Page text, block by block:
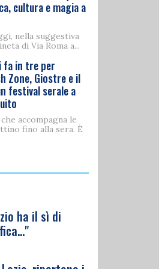
cultura e magia a
nella suggestiva
di Via Roma a...
fa in tre per
Zone, Giostre e il
festival serale a
accompagna le
fino alla sera. È
ha il sì di